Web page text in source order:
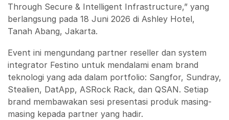
Through Secure & Intelligent Infrastructure,” yang
berlangsung pada 18 Juni 2026 di Ashley Hotel,
Tanah Abang, Jakarta.
Event ini mengundang partner reseller dan system
integrator Festino untuk mendalami enam brand
teknologi yang ada dalam portfolio: Sangfor, Sundray,
Stealien, DatApp, ASRock Rack, dan QSAN. Setiap
brand membawakan sesi presentasi produk masing-
masing kepada partner yang hadir.